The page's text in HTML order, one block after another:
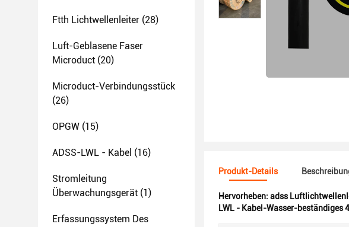
Ftth Lichtwellenleiter (28)
Luft-Geblasene Faser
Microduct (20)
Microduct-Verbindungsstück
(26)
OPGW (15)
ADSS-LWL - Kabel (16)
Stromleitung
Überwachungsgerät (1)
Erfassungssystem Des
Produkt-Details
Hervorheben: adss
LWL - Kabel-Wasser-beständiges